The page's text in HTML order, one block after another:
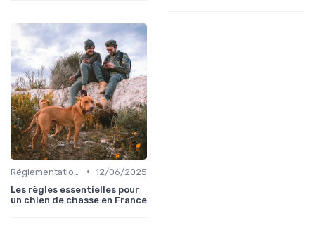
• 12/06/2025
Les règles essentielles pour
un chien de chasse en France